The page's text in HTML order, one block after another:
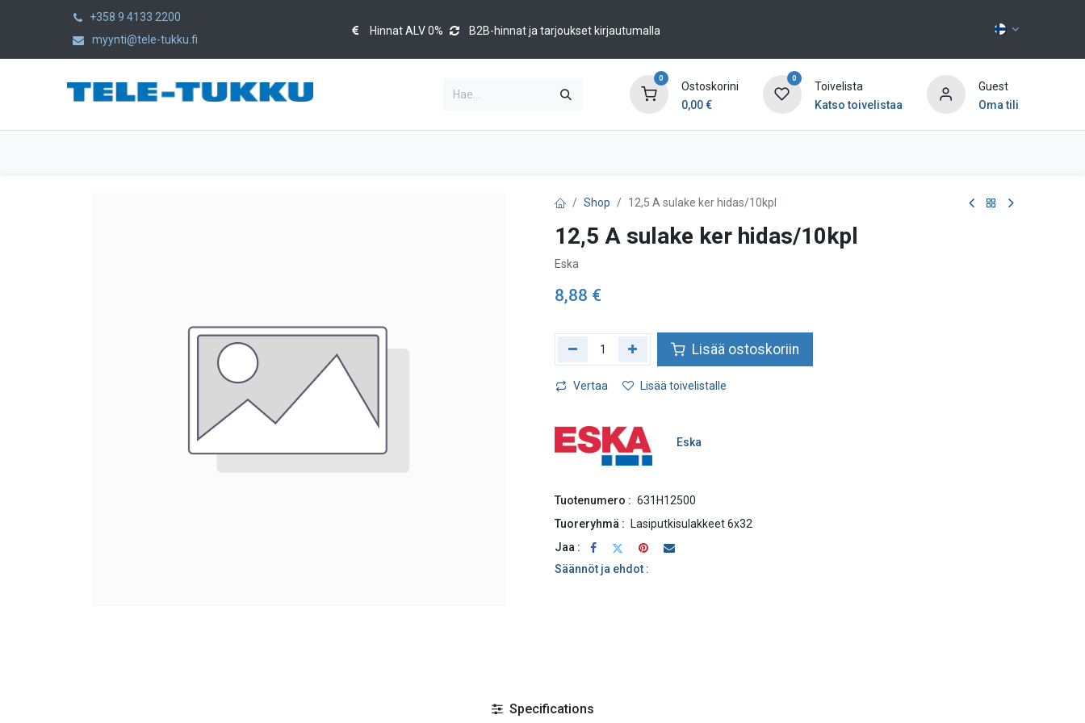
+358 9 4133 2200
myynti@tele-tukku.fi
Hinnat ALV 0% B2B-hinnat ja tarjoukset kirjautumalla
0
Ostoskorini
0,00€
0
Toivelista
Katso toivelistaa
Guest
Oma tili
Shop 12,5 A sulake ker hidas/10kpl
12,5 A sulake ker hidas/10kpl
Eska
8,88 €
Lisää ostoskoriin
Vertaa Lisää toivelistalle
Eska
Tuotenumero : 631H12500
Tuoreryhmä :
Lasiputkisulakkeet 6x32
Jaa :
Säännöt ja ehdot :
Specifications